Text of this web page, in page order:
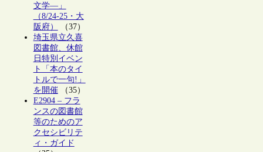
文学―」
（8/24-25・大
阪府）
（37）
埼玉県立久喜
図書館、休館
日特別イベン
ト「本のタイ
トルで一句!」
を開催（35）
E2904 – フラ
ンスの図書館
等のためのア
クセシビリテ
ィ・ガイド